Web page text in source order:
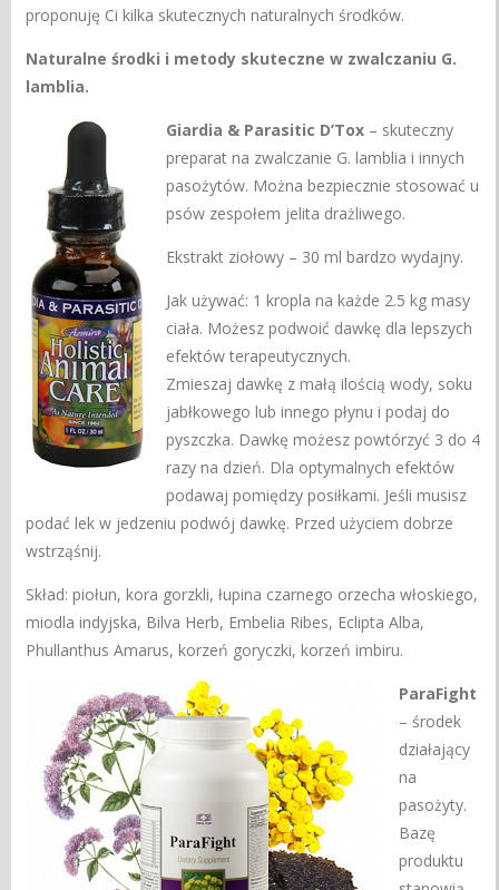
proponuję Ci kilka skutecznych naturalnych środków.
Naturalne środki i metody skuteczne w zwalczaniu G.
lamblia.
Giardia & Parasitic D’Tox – skuteczny
preparat na zwalczanie G. lamblia i innych
pasożytów. Można bezpiecznie stosować u
psów zespołem jelita drażliwego.
Ekstrakt ziołowy – 30 ml bardzo wydajny.
Jak używać: 1 kropla na każde 2.5 kg masy
ciała. Możesz podwoić dawkę dla lepszych
efektów terapeutycznych.
Zmieszaj dawkę z małą ilością wody, soku
jabłkowego lub innego płynu i podaj do
pyszczka. Dawkę możesz powtórzyć 3 do 4
razy na dzień. Dla optymalnych efektów
podawaj pomiędzy posiłkami. Jeśli musisz
podać lek w jedzeniu podwój dawkę. Przed użyciem dobrze
wstrząśnij.
Skład: piołun, kora gorzkli, łupina czarnego orzecha włoskiego,
miodla indyjska, Bilva Herb, Embelia Ribes, Eclipta Alba,
Phullanthus Amarus, korzeń goryczki, korzeń imbiru.
ParaFight
– środek
działający
na
pasożyty.
Bazę
produktu